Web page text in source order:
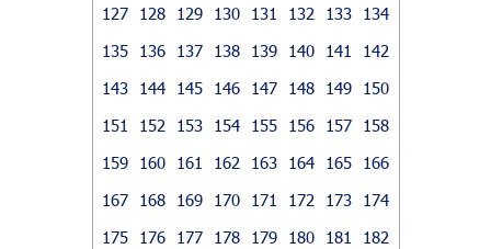
127
128 129 130 131 132 133
134
135
136 137 138 139 140 141
142
143
144 145 146 147 148 149
150
151
152 153 154 155 156 157
158
159
160 161 162 163 164 165
166
167
168 169 170 171 172 173
174
175
176 177 178 179 180 181
182